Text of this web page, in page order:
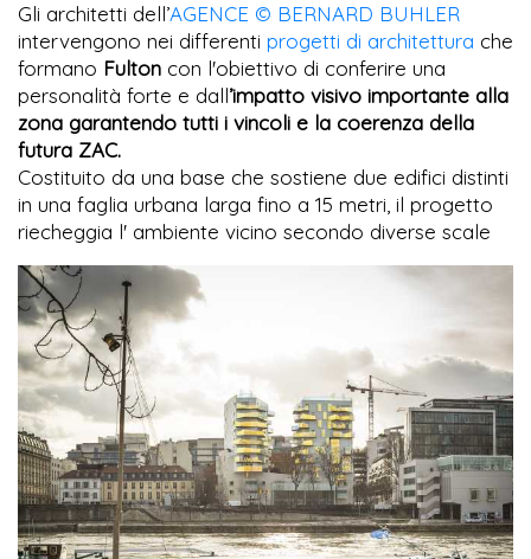
Gli architetti dell’AGENCE © BERNARD BUHLER
intervengono nei differenti progetti di architettura che
formano Fulton con l'obiettivo di conferire una
personalità forte e dall’impatto visivo importante alla
zona garantendo tutti i vincoli e la coerenza della
futura ZAC.
Costituito da una base che sostiene due edifici distinti
in una faglia urbana larga fino a 15 metri, il progetto
riecheggia l' ambiente vicino secondo diverse scale